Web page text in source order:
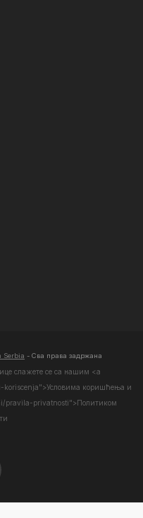
Serbia - Сва права задржана
слажете се са нашим <а
коришћења и
pravila-privatnosti">Политиком